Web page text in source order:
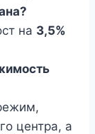
на 3,5%
центра, а